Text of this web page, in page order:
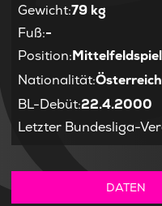
Gewicht:79 kg
Fuß:-
Position:
Nationalität:Österreich
BL-Debüt:22.4.2000
Letzter Bundesliga-
DATEN